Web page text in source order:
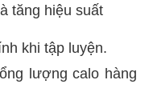
tăng hiệu suất
khi tập luyện.
lượng calo hàng